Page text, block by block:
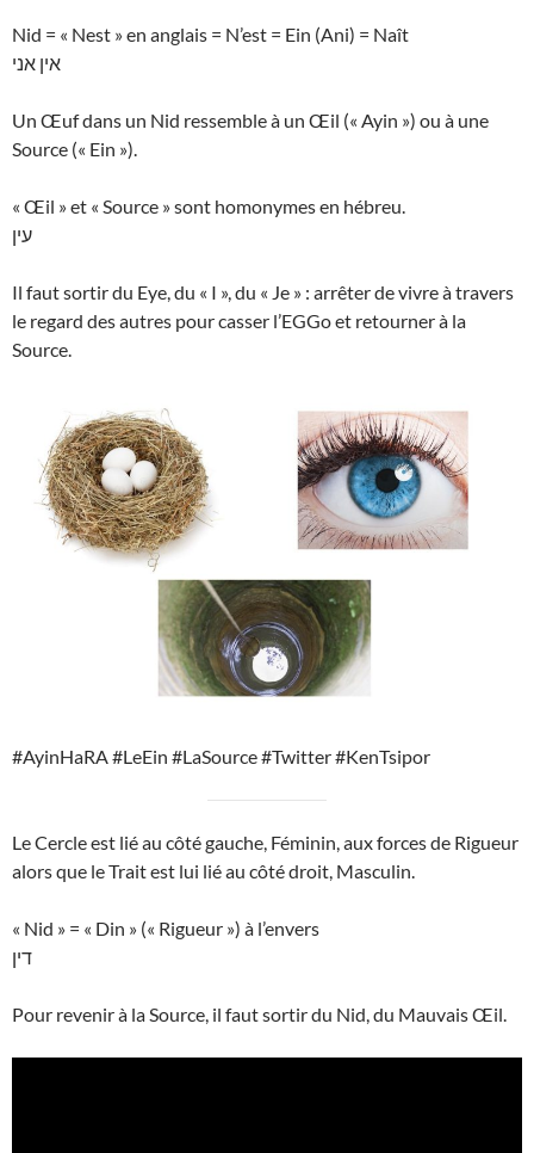
Nid = « Nest » en anglais = N’est = Ein (Ani) = Naît
אין אני
Un Œuf dans un Nid ressemble à un Œil (« Ayin ») ou à une
Source (« Ein »).
« Œil » et « Source » sont homonymes en hébreu.
עין
Il faut sortir du Eye, du « I », du « Je » : arrêter de vivre à travers
le regard des autres pour casser l’EGGo et retourner à la
Source.
#AyinHaRA #LeEin #LaSource #Twitter #KenTsipor
Le Cercle est lié au côté gauche, Féminin, aux forces de Rigueur
alors que le Trait est lui lié au côté droit, Masculin.
« Nid » = « Din » (« Rigueur ») à l’envers
דין
Pour revenir à la Source, il faut sortir du Nid, du Mauvais Œil.